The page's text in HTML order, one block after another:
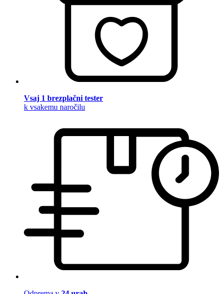
Vsaj 1 brezplačni tester
k vsakemu naročilu